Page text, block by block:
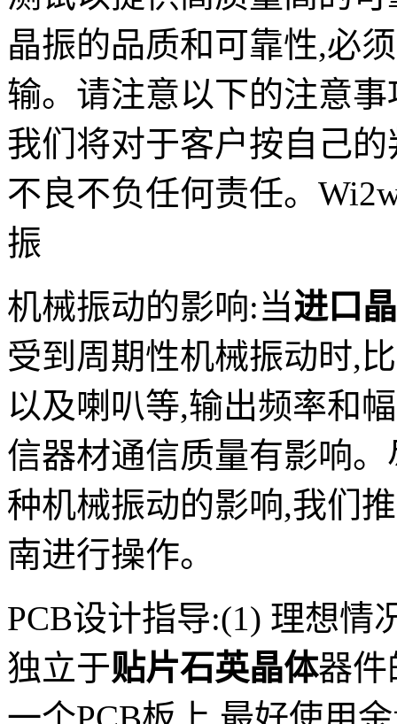
晶振的品质和可靠性,必
输。请注意以下的注意
我们将对于客户按自己
不良不负任何责任。
振
机械振动的影响:当进口
受到周期性机械振动时,
以及喇叭等,输出频率和
信器材通信质量有影响
种机械振动的影响,我们
南进行操作。
PCB设计指导:(1) 理想情
独立于贴片石英晶体器件